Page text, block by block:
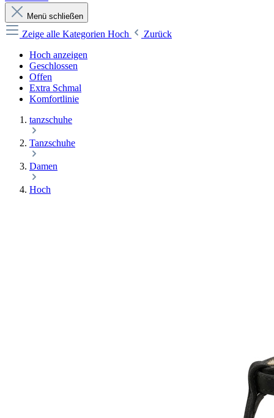
Menü schließen
Zeige alle Kategorien Hoch
Zurück
Hoch anzeigen
Geschlossen
Offen
Extra Schmal
Komfortlinie
tanzschuhe
Tanzschuhe
Damen
Hoch